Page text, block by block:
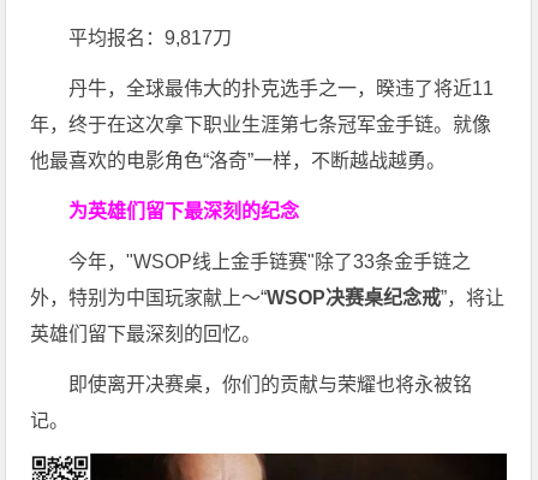
平均报名：9,817刀
丹牛，全球最伟大的扑克选手之一，暌违了将近11
年，终于在这次拿下职业生涯第七条冠军金手链。就像
他最喜欢的电影角色“洛奇”一样，不断越战越勇。
为英雄们留下最深刻的纪念
今年，"WSOP线上金手链赛"除了33条金手链之
外，特别为中国玩家献上～“WSOP决赛桌纪念戒”，将让
英雄们留下最深刻的回忆。
即使离开决赛桌，你们的贡献与荣耀也将永被铭
记。